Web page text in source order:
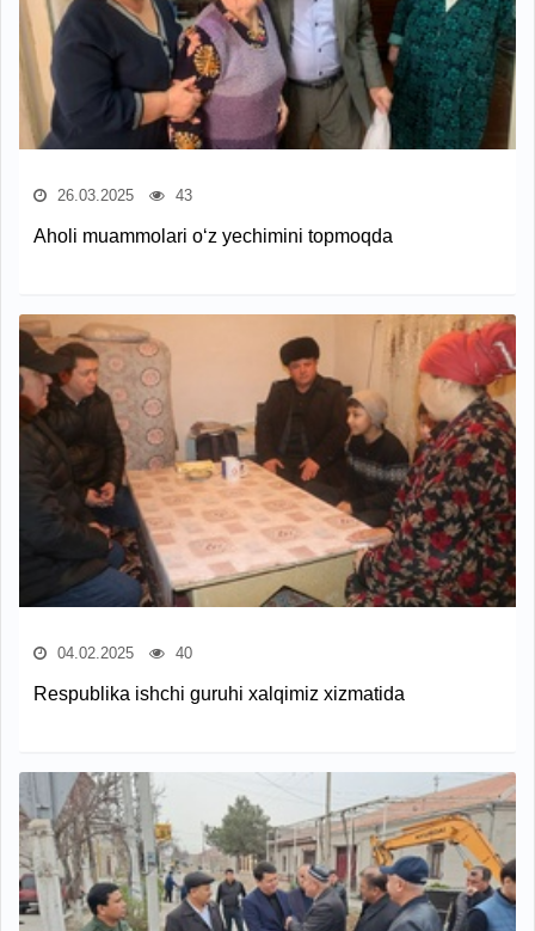
26.03.2025 43
Aholi muammolari o‘z yechimini topmoqda
04.02.2025 40
Respublika ishchi guruhi xalqimiz xizmatida